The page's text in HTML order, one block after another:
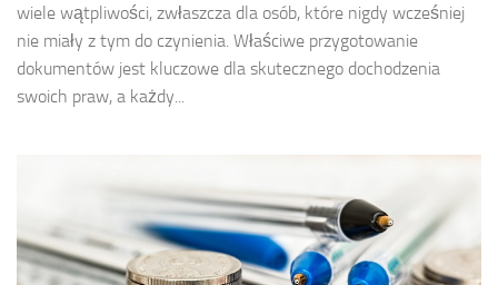
wiele wątpliwości, zwłaszcza dla osób, które nigdy wcześniej
nie miały z tym do czynienia. Właściwe przygotowanie
dokumentów jest kluczowe dla skutecznego dochodzenia
swoich praw, a każdy...